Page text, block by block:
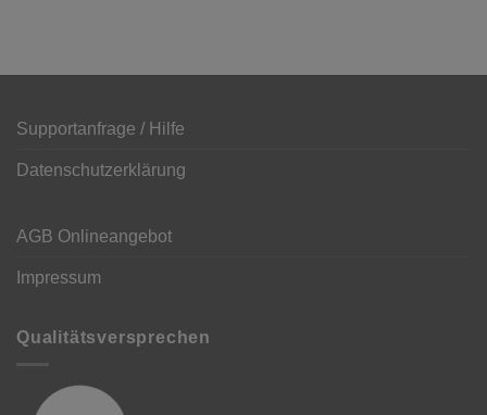
Supportanfrage / Hilfe
Datenschutzerklärung
AGB Onlineangebot
Impressum
Qualitätsversprechen